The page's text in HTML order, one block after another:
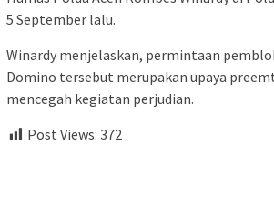
5 September lalu.
Winardy menjelaskan, permintaan
Domino tersebut merupakan upaya
mencegah kegiatan perjudian.
Post Views: 372